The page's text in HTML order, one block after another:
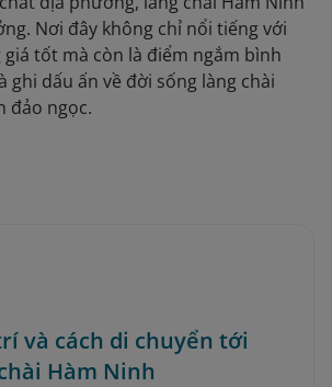
Nơi đây không chỉ nổi tiếng với
tốt mà còn là điểm ngắm bình
ghi dấu ấn về đời sống làng chài
đảo ngọc.
và cách di chuyển tới
Hàm Ninh